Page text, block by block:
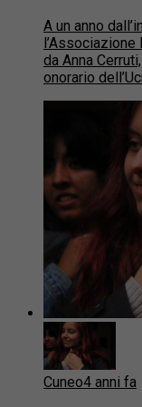
A un anno
l’Associazione
da Anna
onorario
Cuneo4 anni fa